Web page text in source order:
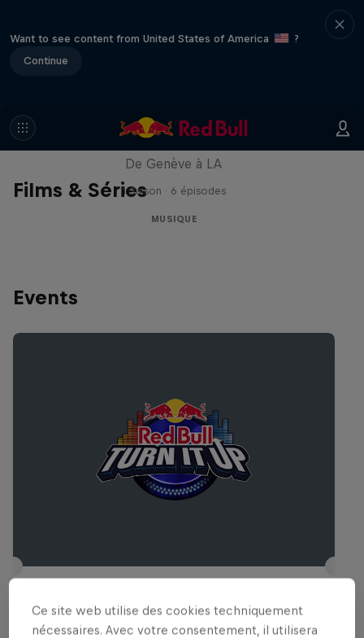
Want to see content from United States of America
?
Continue
Films & Séries
All Access : Danitsa
De Genève à LA
1 Saison · 6 épisodes
MUSIQUE
Events
4 Décembre 2025
Ce site web utilise des cookies techniquement
nécessaires. Avec votre consentement, il utilisera